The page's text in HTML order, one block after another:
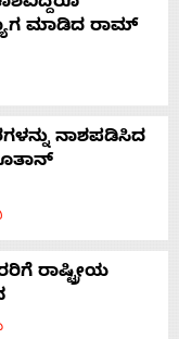
ಮಾಡಿದ ರಾಮ್
ನಾಶಪಡಿಸಿದ
ರಾಷ್ಟ್ರೀಯ